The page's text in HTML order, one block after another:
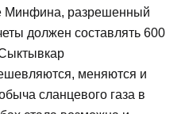
Минфина, разрешенный
должен составлять 600
меняются и
сланцевого газа в